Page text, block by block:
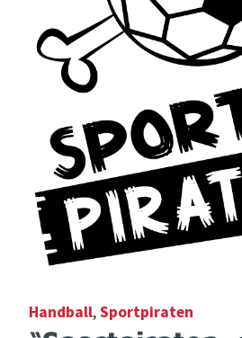
Handball,Sportpiraten